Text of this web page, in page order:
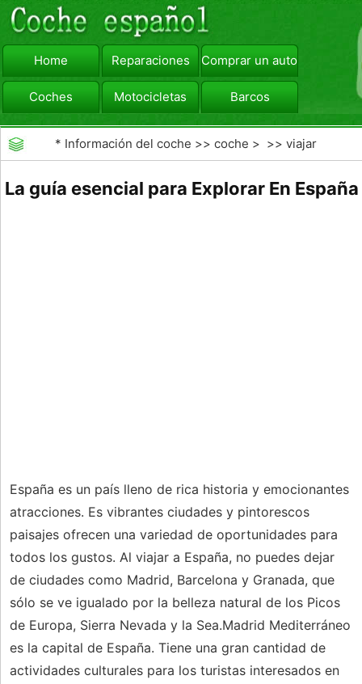
Home Reparaciones Comprar un automóvil
Coches Motocicletas Barcos
viajar Camiones
* Información del coche >>coche > >>viajar
La guía esencial para Explorar En España
España es un país lleno de rica historia y emocionantes
atracciones. Es vibrantes ciudades y pintorescos
paisajes ofrecen una variedad de oportunidades para
todos los gustos. Al viajar a España, no puedes dejar
de ciudades como Madrid, Barcelona y Granada, que
sólo se ve igualado por la belleza natural de los Picos
de Europa, Sierra Nevada y la Sea.Madrid Mediterráneo
es la capital de España. Tiene una gran cantidad de
actividades culturales para los turistas interesados ​​en